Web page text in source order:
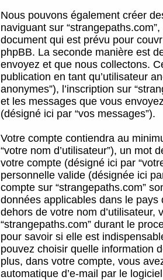
Nous pouvons également créer
naviguant sur
document qui est prévu pour
phpBB. La seconde manière est
envoyez et que nous collectons.
publication en tant qu’utilisateur
anonymes”), l’inscription sur
et les messages que vous
(désigné ici par “vos messages”).
Votre compte contiendra au
“votre nom d’utilisateur”), un mot
votre compte (désigné ici par
personnelle valide (désignée ici
compte sur “strangepaths.com”
données applicables dans le
dehors de votre nom
“strangepaths.com” durant le
pour savoir si elle est
pouvez choisir quelle information
plus, dans votre compte, vous
automatique d’e-mail par le